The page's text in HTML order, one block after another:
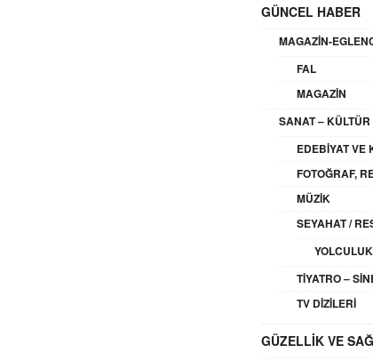
GÜNCEL HABER
MAGAZIN-
FAL
MAGAZIN
SANAT – KÜLTÜR
EDEBIYAT VE
FOTOĞRAF,
MÜZIK
SEYAHAT /
TIYATRO –
TV DIZILERI
GÜZELLIK VE